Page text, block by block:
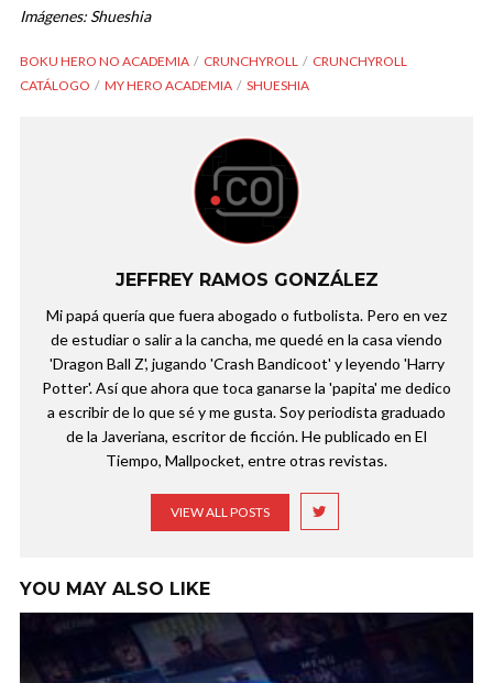
Imágenes: Shueshia
BOKU HERO NO ACADEMIA CRUNCHYROLL
CRUNCHYROLL
CATÁLOGO
MY HERO ACADEMIA SHUESHIA
JEFFREY RAMOS GONZÁLEZ
Mi papá quería que fuera abogado o futbolista. Pero en vez
de estudiar o salir a la cancha, me quedé en la casa viendo
'Dragon Ball Z', jugando 'Crash Bandicoot' y leyendo 'Harry
Potter'. Así que ahora que toca ganarse la 'papita' me dedico
a escribir de lo que sé y me gusta. Soy periodista graduado
de la Javeriana, escritor de ficción. He publicado en El
Tiempo, Mallpocket, entre otras revistas.
VIEW ALL POSTS
YOU MAY ALSO LIKE